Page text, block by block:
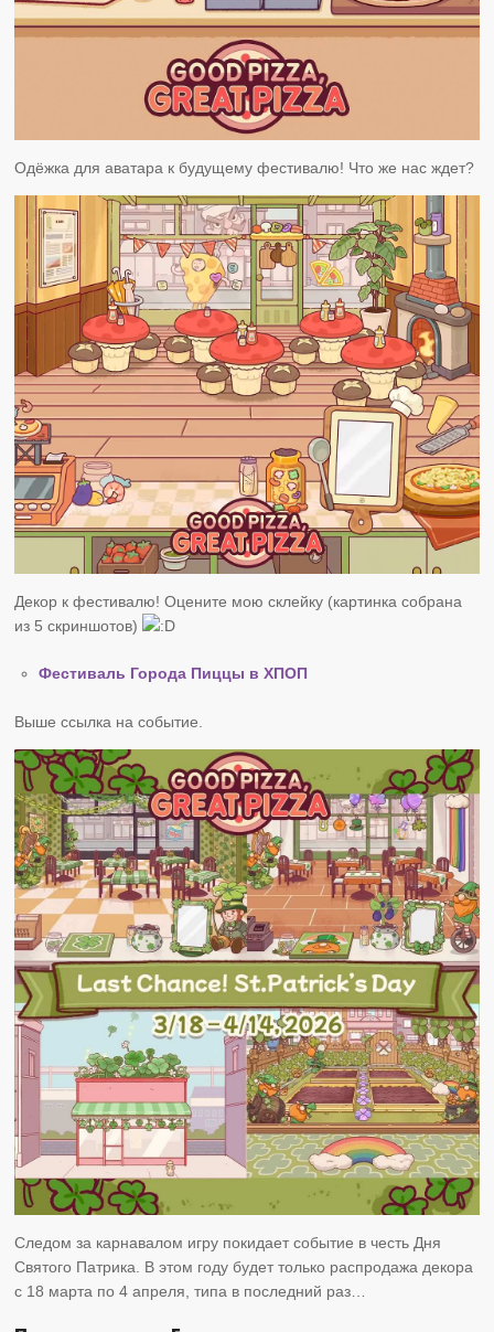
Одёжка для аватара к будущему фестивалю! Что же нас ждет?
Декор к фестивалю! Оцените мою склейку (картинка собрана
из 5 скриншотов)
Фестиваль Города Пиццы в ХПОП
Выше ссылка на событие.
Следом за карнавалом игру покидает событие в честь Дня
Святого Патрика. В этом году будет только распродажа декора
с 18 марта по 4 апреля, типа в последний раз…